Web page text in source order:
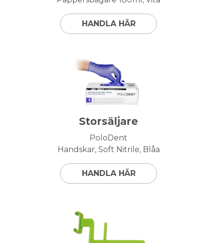
HANDLA HÄR
Storsäljare
PoloDent
Handskar, Soft Nitrile, Blåa
HANDLA HÄR